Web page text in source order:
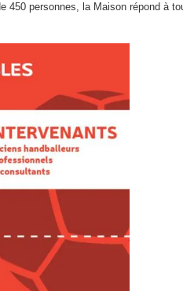
450 personnes, la Maison répond à